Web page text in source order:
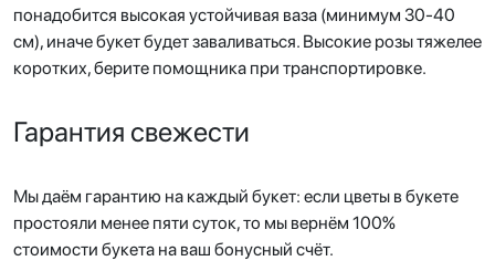
понадобится высокая устойчивая ваза (минимум 30-40
см), иначе букет будет заваливаться. Высокие розы тяжелее
коротких, берите помощника при транспортировке.
Гарантия свежести
Мы даём гарантию на каждый букет: если цветы в букете
простояли менее пяти суток, то мы вернём 100%
стоимости букета на ваш бонусный счёт.